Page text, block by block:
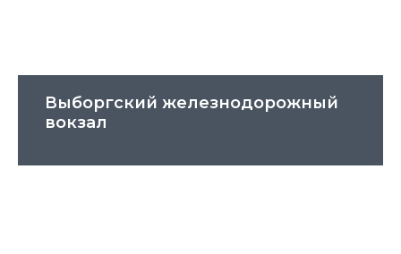
Выборгский железнодорожный
вокзал